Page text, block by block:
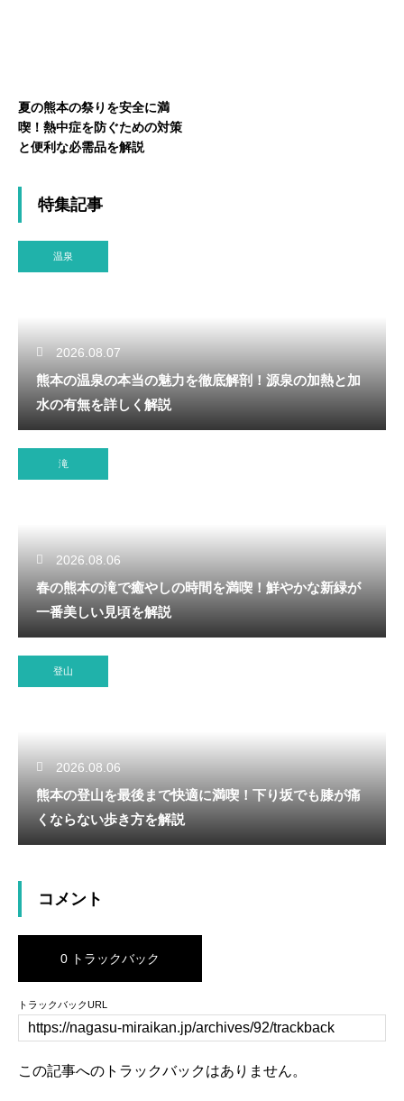
夏の熊本の祭りを安全に満
喫！熱中症を防ぐための対策
と便利な必需品を解説
特集記事
温泉
2026.08.07
熊本の温泉の本当の魅力を徹底解剖！源泉の加熱と加
水の有無を詳しく解説
滝
2026.08.06
春の熊本の滝で癒やしの時間を満喫！鮮やかな新緑が
一番美しい見頃を解説
登山
2026.08.06
熊本の登山を最後まで快適に満喫！下り坂でも膝が痛
くならない歩き方を解説
コメント
0 トラックバック
トラックバックURL
この記事へのトラックバックはありません。